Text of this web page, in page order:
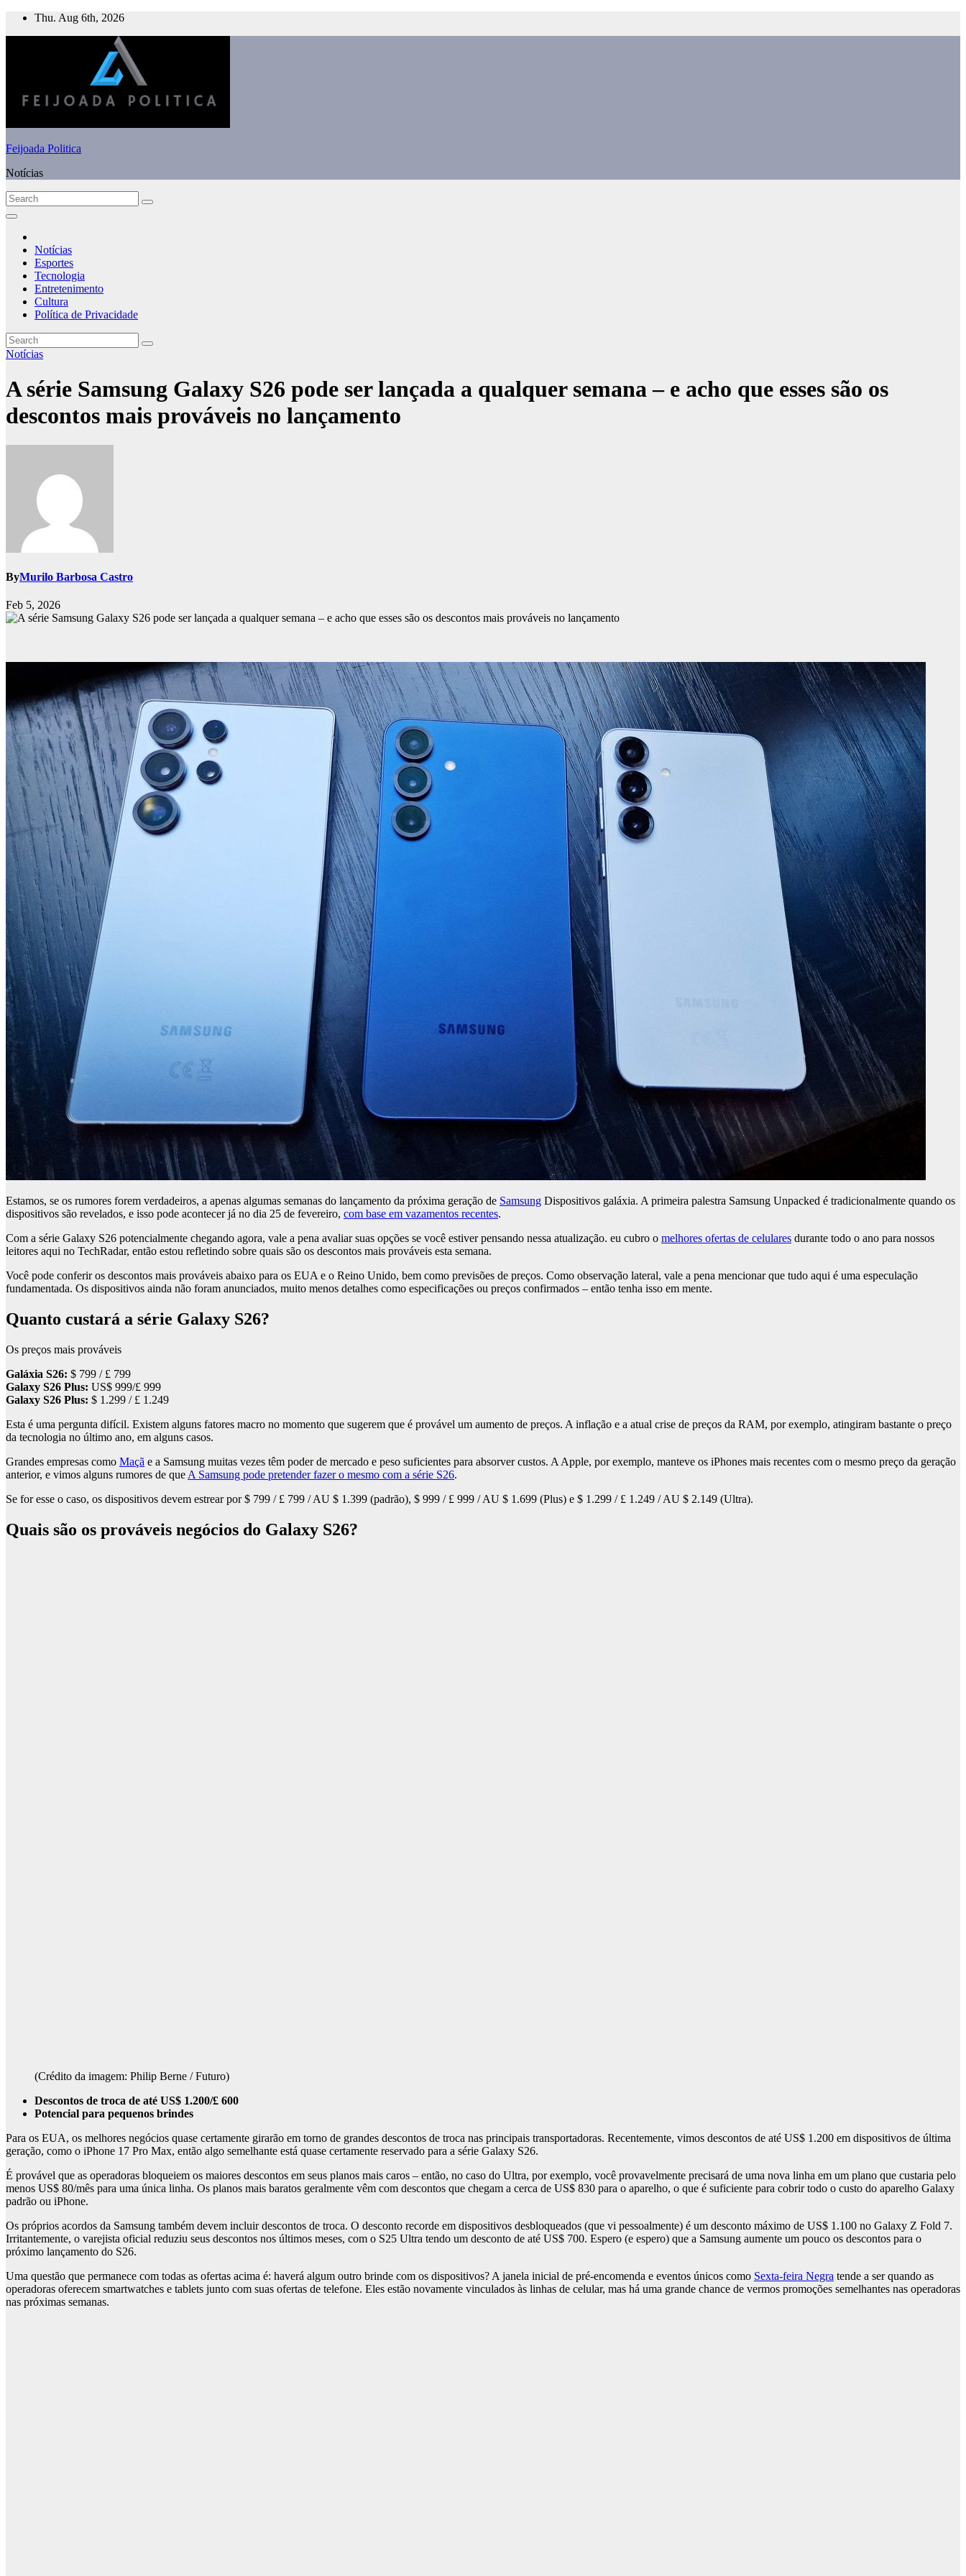
Skip
Thu. Aug 6th, 2026
Feijoada Politica
Notícias
Notícias
Esportes
Tecnologia
Entretenimento
Cultura
Política de Privacidade
Notícias
A série Samsung Galaxy S26 pode ser lançada a qualquer semana – e acho que esses são os
descontos mais prováveis ​​no lançamento
ByMurilo Barbosa Castro
Feb 5, 2026
Estamos, se os rumores forem verdadeiros, a apenas algumas semanas do lançamento da próxima geração de Samsung Dispositivos galáxia. A primeira palestra Samsung Unpacked é tradicionalmente quando os
dispositivos são revelados, e isso pode acontecer já no dia 25 de fevereiro, com base em vazamentos recentes.
Com a série Galaxy S26 potencialmente chegando agora, vale a pena avaliar suas opções se você estiver pensando nessa atualização. eu cubro o melhores ofertas de celulares durante todo o ano para nossos
leitores aqui no TechRadar, então estou refletindo sobre quais são os descontos mais prováveis ​​​​esta semana.
Você pode conferir os descontos mais prováveis ​​​​abaixo para os EUA e o Reino Unido, bem como previsões de preços. Como observação lateral, vale a pena mencionar que tudo aqui é uma especulação
fundamentada. Os dispositivos ainda não foram anunciados, muito menos detalhes como especificações ou preços confirmados – então tenha isso em mente.
Quanto custará a série Galaxy S26?
Os preços mais prováveis
Galáxia S26: $ 799 / £ 799
Galaxy S26 Plus: US$ 999/£ 999
Galaxy S26 Plus: $ 1.299 / £ 1.249
Esta é uma pergunta difícil. Existem alguns fatores macro no momento que sugerem que é provável um aumento de preços. A inflação e a atual crise de preços da RAM, por exemplo, atingiram bastante o preço
da tecnologia no último ano, em alguns casos.
Grandes empresas como Maçã e a Samsung muitas vezes têm poder de mercado e peso suficientes para absorver custos. A Apple, por exemplo, manteve os iPhones mais recentes com o mesmo preço da geração
anterior, e vimos alguns rumores de que A Samsung pode pretender fazer o mesmo com a série S26.
Se for esse o caso, os dispositivos devem estrear por $ 799 / £ 799 / AU $ 1.399 (padrão), $ 999 / £ 999 / AU $ 1.699 (Plus) e $ 1.299 / £ 1.249 / AU $ 2.149 (Ultra).
Quais são os prováveis ​​negócios do Galaxy S26?
(Crédito da imagem: Philip Berne / Futuro)
Descontos de troca de até US$ 1.200/£ 600
Potencial para pequenos brindes
Para os EUA, os melhores negócios quase certamente girarão em torno de grandes descontos de troca nas principais transportadoras. Recentemente, vimos descontos de até US$ 1.200 em dispositivos de última
geração, como o iPhone 17 Pro Max, então algo semelhante está quase certamente reservado para a série Galaxy S26.
É provável que as operadoras bloqueiem os maiores descontos em seus planos mais caros – então, no caso do Ultra, por exemplo, você provavelmente precisará de uma nova linha em um plano que custaria pelo
menos US$ 80/mês para uma única linha. Os planos mais baratos geralmente vêm com descontos que chegam a cerca de US$ 830 para o aparelho, o que é suficiente para cobrir todo o custo do aparelho Galaxy
padrão ou iPhone.
Os próprios acordos da Samsung também devem incluir descontos de troca. O desconto recorde em dispositivos desbloqueados (que vi pessoalmente) é um desconto máximo de US$ 1.100 no Galaxy Z Fold 7.
Irritantemente, o varejista oficial reduziu seus descontos nos últimos meses, com o S25 Ultra tendo um desconto de até US$ 700. Espero (e espero) que a Samsung aumente um pouco os descontos para o
próximo lançamento do S26.
Uma questão que permanece com todas as ofertas acima é: haverá algum outro brinde com os dispositivos? A janela inicial de pré-encomenda e eventos únicos como Sexta-feira Negra tende a ser quando as
operadoras oferecem smartwatches e tablets junto com suas ofertas de telefone. Eles estão novamente vinculados às linhas de celular, mas há uma grande chance de vermos promoções semelhantes nas operadoras
nas próximas semanas.